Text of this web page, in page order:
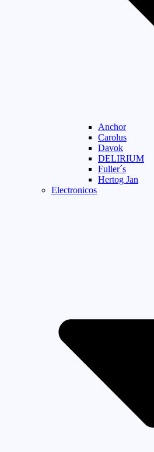
Anchor
Carolus
Davok
DELIRIUM
Fuller´s
Hertog Jan
Electronicos